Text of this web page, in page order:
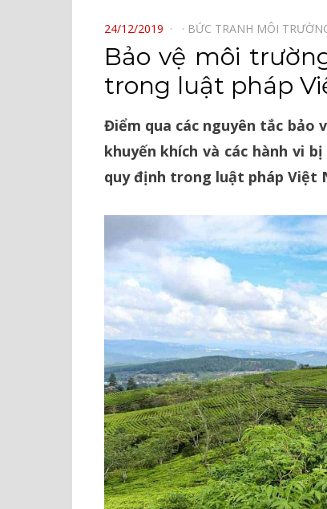
POSTED
ON
24/12/2019 BỨC TRANH MÔI
Bảo vệ môi
trong luật pháp
Điểm qua các nguyên tắc
khuyến khích và các hành vi
quy định trong luật pháp Việt